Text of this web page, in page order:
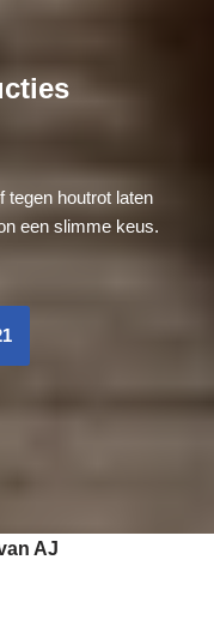
tegen houtrot laten
een slimme keus.
AJ